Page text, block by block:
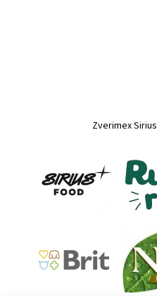
Zverimex Sirius